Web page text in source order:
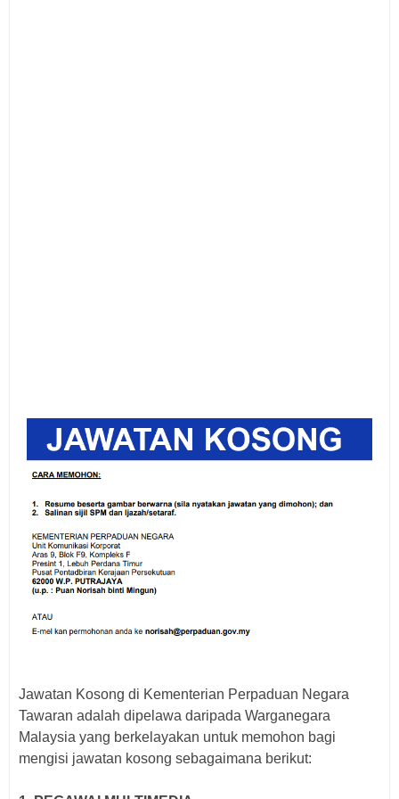
Jawatan Kosong di Kementerian Perpaduan Negara
Tawaran adalah dipelawa daripada Warganegara
Malaysia yang berkelayakan untuk memohon bagi
mengisi jawatan kosong sebagaimana berikut: